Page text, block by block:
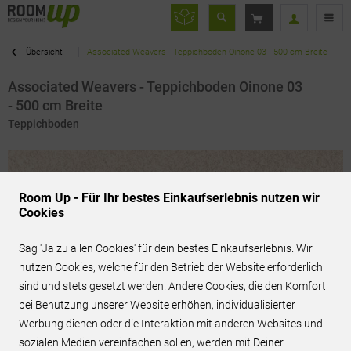
Übersicht Associated Weavers - Teppichboden Oinone 03 - 500 cm Breite
Associated Weavers - Teppichboden Oinone 03
- 500 cm Breite
Teppichboden
Room Up - Für Ihr bestes Einkaufserlebnis nutzen wir
Cookies
Sag 'Ja zu allen Cookies' für dein bestes Einkaufserlebnis. Wir
nutzen Cookies, welche für den Betrieb der Website erforderlich
sind und stets gesetzt werden. Andere Cookies, die den Komfort
bei Benutzung unserer Website erhöhen, individualisierter
Werbung dienen oder die Interaktion mit anderen Websites und
sozialen Medien vereinfachen sollen, werden mit Deiner